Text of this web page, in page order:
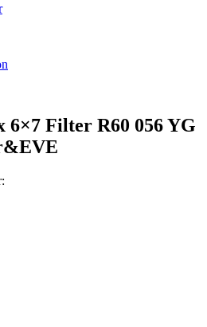
6×7 Filter R60 056 YG